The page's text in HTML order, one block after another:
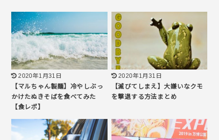
2020年1月31日
【マルちゃん製麺】冷やしぶっ
かけたぬきそばを食べてみた
【食レポ】
2020年1月31日
【滅びてしまえ】大嫌いなクモ
を撃退する方法まとめ